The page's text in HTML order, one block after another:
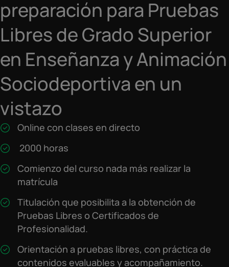
preparación para Pruebas
Libres de Grado Superior
en Enseñanza y Animación
Sociodeportiva en un
vistazo
Online con clases en directo
2000 horas
Comienzo del curso nada más realizar la
matrícula
Titulación que posibilita a la obtención de
Pruebas Libres o Certificados de
Profesionalidad.
Orientación a pruebas libres, con práctica de
contenidos evaluables y acompañamiento.